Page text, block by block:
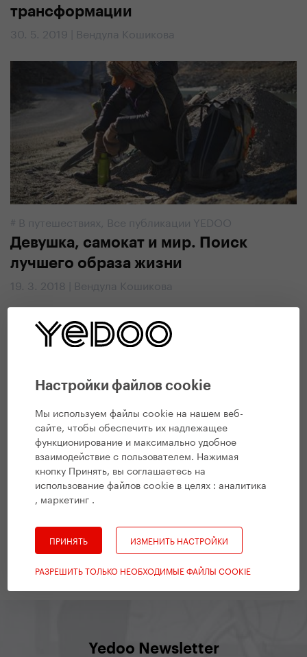
Настройки файлов cookie
Мы используем файлы cookie на нашем веб-
сайте, чтобы обеспечить их надлежащее
функционирование и максимально удобное
взаимодействие с пользователем. Нажимая
кнопку Принять, вы соглашаетесь на
использование файлов cookie в целях :аналитика
, маркетинг .
ПРИНЯТЬ ИЗМЕНИТЬ НАСТРОЙКИ
РАЗРЕШИТЬ ТОЛЬКО НЕОБХОДИМЫЕ ФАЙЛЫ COOKIE
трансформации
30. 5. 2019 | Вендула Кошикова
# В путешествиях Все публикации YEDOO
Девушка, самокат и мир. Поиск
лучшего образа жизни
19. 3. 2018 | Вендула Кошикова
Советы и руководства,Здоровый образ жизни
публикации YEDOO
Самокат – лучшее средство от
осенней депрессии.
19. 10. 2017 | Вендула Кошикова
Yedoo Newsletter